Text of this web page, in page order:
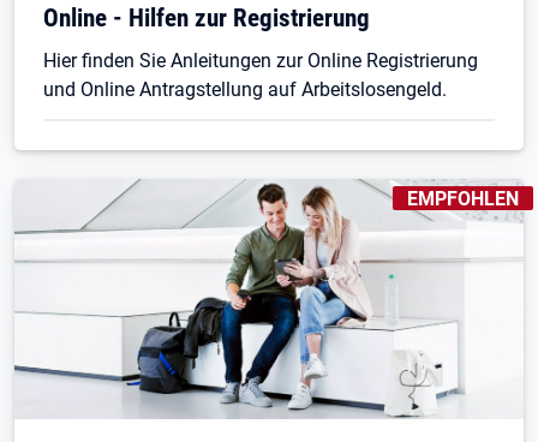
Online - Hilfen zur Registrierung
Hier finden Sie Anleitungen zur Online Registrierung
und Online Antragstellung auf Arbeitslosengeld.
EMPFOHLEN